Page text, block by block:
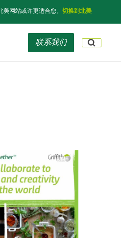
网站或许更适合您。 切换到北美
联系我们